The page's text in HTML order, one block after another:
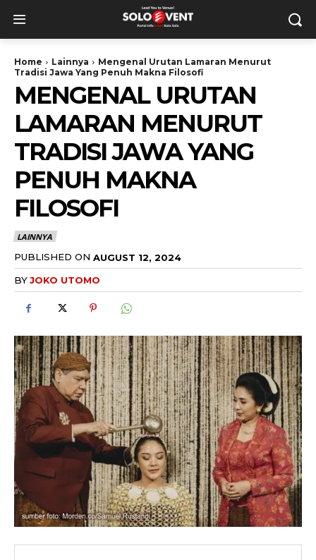
Home Lainnya
Mengenal Urutan Lamaran Menurut
Tradisi Jawa Yang Penuh Makna Filosofi
MENGENAL URUTAN
LAMARAN MENURUT
TRADISI JAWA YANG
PENUH MAKNA
FILOSOFI
LAINNYA
PUBLISHED ON AUGUST 12, 2024
BYJOKO UTOMO